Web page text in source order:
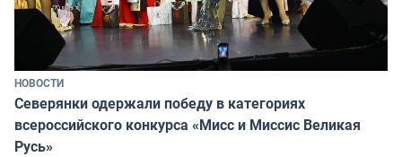
НОВОСТИ
Северянки одержали победу в категориях
всероссийского конкурса «Мисс и Миссис Великая
Русь»